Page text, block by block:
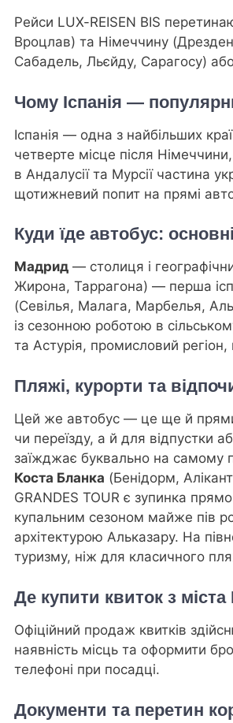
Рейси LUX-REISEN BIS
Вроцлав) та Німеччину
Сабадель, Льєйду, Сарагосу)
Чому Іспанія —
Іспанія — одна з найбільших
четверте місце після
в Андалусії та Мурсії частина
щотижневий попит на прямі
Куди їде автобус: основні
Мадрид — столиця і
Жирона, Таррагона) — перша
(Севілья, Малага, Марбелья,
із сезонною роботою в
та Астурія, промисловий
Пляжі, курорти та
Цей же автобус — це ще й
чи переїзду, а й для відпустки
заїжджає буквально на самому
Коста Бланка (Бенідорм,
GRANDES TOUR є зупинка
купальним сезоном майже пів
архітектурою Альказару. На
туризму, ніж для класичного
Де купити квиток з міста
Офіційний продаж квитків
наявність місць та оформити
телефоні при посадці.
Документи та перетин